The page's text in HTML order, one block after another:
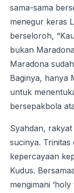
sama-sama
menegur keras
berseloroh,
bukan
Maradona
Baginya, hanya
untuk
bersepakbola
Syahdan,
sucinya. Trinitas
kepercayaan
Kudus.
mengimani